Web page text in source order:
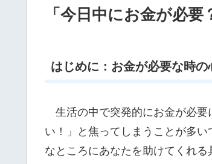
「今日中にお金が必
はじめに：お金が必要な時の
生活の中で突発的にお金が必要
い！」と焦ってしまうことが多
なところにあなたを助けてくれる